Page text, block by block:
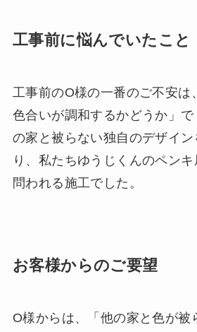
工事前に悩んでいたこと
工事前のO様の一番のご不安は
色合いが調和するかどうか」で
の家と被らない独自のデザイ
り、私たちゆうじくんのペン
問われる施工でした。
お客様からのご要望
O様からは、「他の家と色が被